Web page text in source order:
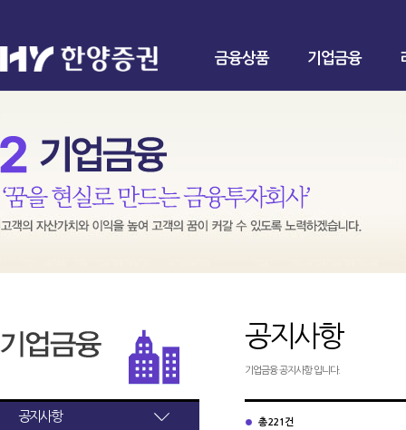
금융상품 기업금융
공지사항
공지사항
기업금융 공지사항 입니다.
총 221건